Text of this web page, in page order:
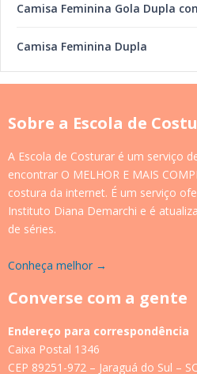
Camisa Feminina Gola Dupla
Camisa Feminina Dupla
Sobre a Escola de
A Escola de Costurar é um serviço
encontrar O MELHOR E MAIS
costura da internet. É um serviço
Instituto Diana Demarchi e é
de séries.
Conheça melhor →
Converse com a gente
Endereço para correspondência
Caixa Postal 1346
CEP 89251-972 – Jaraguá do Sul – SC